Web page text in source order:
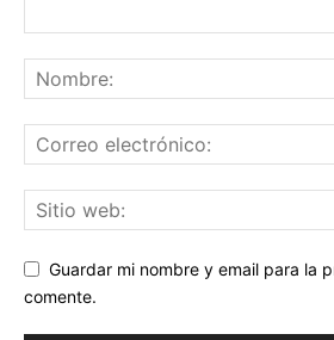
Guardar mi nombre y email para la
comente.